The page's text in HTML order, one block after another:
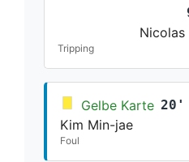
Nicolas
Tripping
Gelbe Karte 20'
Kim Min-jae
Foul